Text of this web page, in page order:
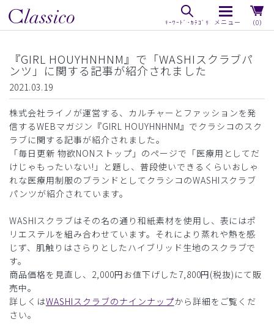
（0）
『GIRL HOUYHNHNM』で「WASHIスクラブパ
ンツ」に関する記事が紹介されました
2021.03.19
株式会社ライノが運営する、カルチャーとファッションを発
信するWEBマガジン『GIRL HOUYHNHNM』でクラシコのスク
ラブに関する記事が紹介されました。
「毎日更新 物欲NONストップ」のページで「医療用としてだ
けじゃもったいない!」と題し、普段使いできるくらいおしゃ
れな医療用制服のブランドとしてクラシコのWASHIスクラブ
パンツが紹介されています。
WASHIスクラブはその名の通り和紙素材を使用し、表にはポ
リエステルを組み合わせています。それにより蒸れや熱を感
じず、肌触りはさらりとしたハイブリッド生地のスクラブで
す。
商品価格を見直し、2,000円お値下げした7,800円(税抜)にて販
売中。
詳しくはWASHIスクラブのナインナップから詳細をご覧くだ
さい。